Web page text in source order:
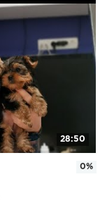
28:50
0%